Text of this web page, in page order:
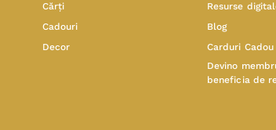
Cărți
Cadouri
Decor
Resurse
Blog
Carduri Cadou
Devino
beneficia de